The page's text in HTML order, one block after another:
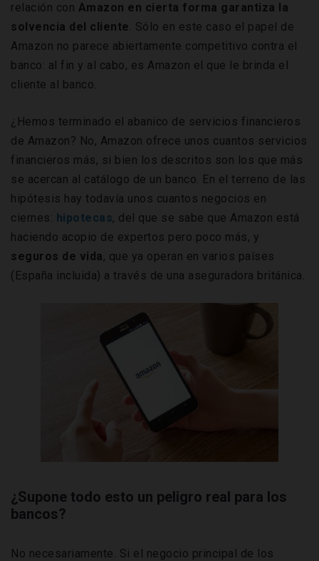
relación con Amazon en cierta forma garantiza la
solvencia del cliente. Sólo en este caso el papel de
Amazon no parece abiertamente competitivo contra el
banco: al fin y al cabo, es Amazon el que le brinda el
cliente al banco.
¿Hemos terminado el abanico de servicios financieros
de Amazon? No, Amazon ofrece unos cuantos servicios
financieros más, si bien los descritos son los que más
se acercan al catálogo de un banco. En el terreno de las
hipótesis hay todavía unos cuantos negocios en
ciernes: hipotecas, del que se sabe que Amazon está
haciendo acopio de expertos pero poco más, y
seguros de vida, que ya operan en varios países
(España incluida) a través de una aseguradora británica.
¿Supone todo esto un peligro real para los
bancos?
No necesariamente. Si el negocio principal de los